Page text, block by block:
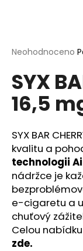
Průměrné
produktu
je
0,0
hvězdiček.
Neohodnoceno
SYX
16,5
SYX BAR
kvalitu a
technologii
nádržce je
e-cigaretu a
chuťový
Celou
zde.
í
t
?
D
o
p
o
r